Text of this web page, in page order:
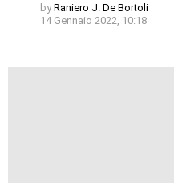
by Raniero J. De Bortoli
14 Gennaio 2022, 10:18